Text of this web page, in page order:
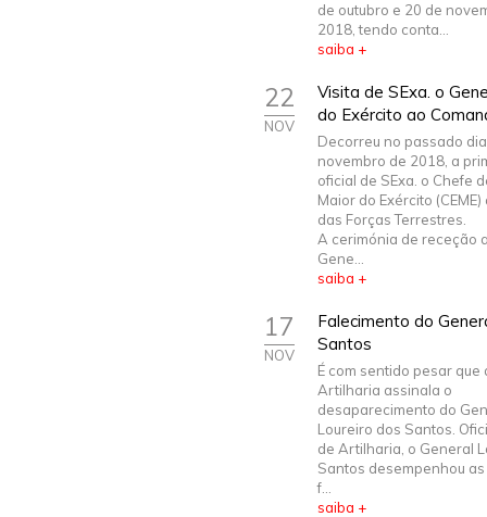
de outubro e 20 de
2018, tendo conta...
saiba +
22
NOV
Visita de SExa. o
do Exército ao
Decorreu no passado
novembro de 2018, a
oficial de SExa. o Chefe
Maior do Exército
das Forças Terrestres.
A cerimónia de receção
Gene...
saiba +
17
NOV
Falecimento do
Santos
É com sentido pesar que
Artilharia assinala o
desaparecimento do
Loureiro dos Santos.
de Artilharia, o General
Santos desempenhou
f...
saiba +